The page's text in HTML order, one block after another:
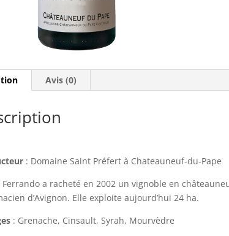
Avis (0)
: Domaine Saint Préfert à Chateauneuf-du-Pape
Ferrando a racheté en 2002 un vignoble en
d’Avignon. Elle exploite aujourd’hui 24 ha.
: Grenache, Cinsault, Syrah, Mourvèdre